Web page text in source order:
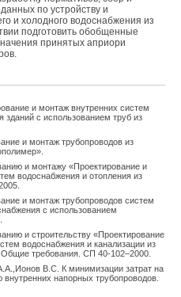
по устройству и
и холодного водоснабжения из
подготовить обобщенные
принятых априори
и монтаж внутренних систем
зданий с использованием труб из
и монтаж трубопроводов из
и монтажу «Проектирование и
водоснабжения и отопления из
и монтаж трубопроводов систем
с использованием
и строительству «Проектирование
водоснабжения и канализации из
требования. СП 40-102–2000.
В.С. К минимизации затрат на
внутренних напорных трубопроводов.